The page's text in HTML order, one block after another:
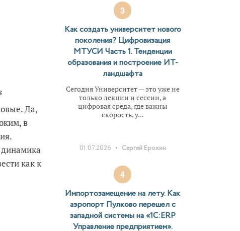
Да,
в
динамика
как к
3
Как создать университет нового
поколения? Цифровизация
МТУСИ Часть 1. Тенденции
образования и построение ИТ-
ландшафта
Сегодня Университет — это уже не
только лекции и сессии, а
цифровая среда, где важны
скорость, у...
01.07.2026 • Сергей Ерохин
4
Импортозамещение на лету. Как
аэропорт Пулково перешел с
западной системы на «1С:ERP
Управление предприятием».